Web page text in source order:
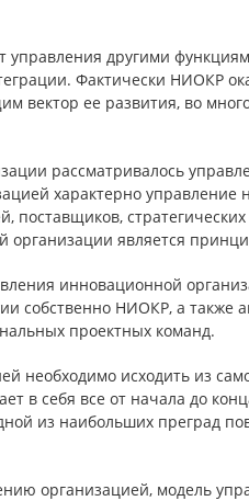
другими
Фактически НИОКР
вектор ее развития, во
рассматривалось
характерно управление
поставщиков,
организации является
инновационной
собственно НИОКР, а также
проектных команд.
необходимо исходить из
в себя все от начала до
из наибольших преград
организацией, модель